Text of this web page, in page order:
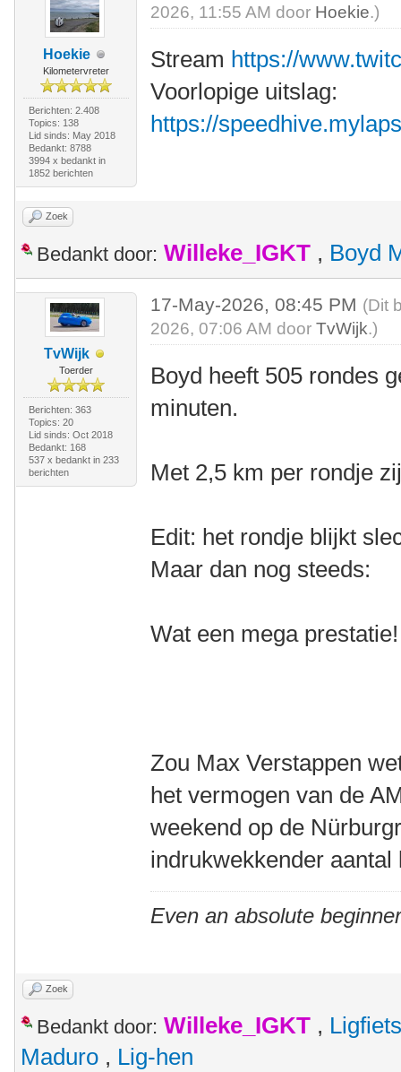
Hoekie
Kilometervreter
Berichten: 2.408
Topics: 138
Lid sinds: May 2018
Bedankt: 8788
3994 x bedankt in
1852 berichten
2026, 11:55 AM door Hoekie.)
Stream https://
Voorlopige uitslag:
https://
Zoek
Bedankt door: Willeke_IGKT , Boyd
TvWijk
Toerder
Berichten: 363
Topics: 20
Lid sinds: Oct 2018
Bedankt: 168
537 x bedankt in 233
berichten
17-May-2026, 08:45 PM (Dit
2026, 07:06 AM doorTvWijk.)
Boyd heeft 505 rondes
minuten.
Met 2,5 km per rondje
Edit: het rondje blijkt
Maar dan nog steeds:
Wat een mega prestatie!
Zou Max Verstappen
het vermogen van de
weekend op de
indrukwekkender
Even an absolute
Zoek
Bedankt door: Willeke_IGKT ,
Maduro , Lig-hen